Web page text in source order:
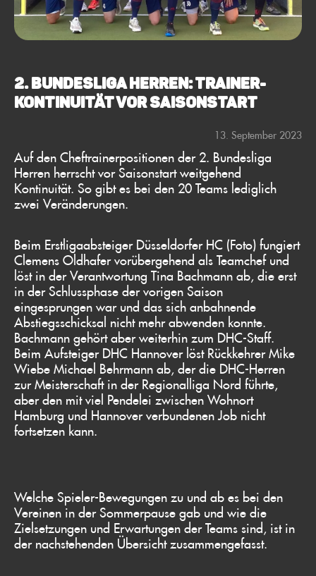
2. Bundesliga Herren: Trainer-
Kontinuität vor Saisonstart
13. September 2023
Auf den Cheftrainerpositionen der 2. Bundesliga
Herren herrscht vor Saisonstart weitgehend
Kontinuität. So gibt es bei den 20 Teams lediglich
zwei Veränderungen.
Beim Erstligaabsteiger Düsseldorfer HC (Foto) fungiert
Clemens Oldhafer vorübergehend als Teamchef und
löst in der Verantwortung Tina Bachmann ab, die erst
in der Schlussphase der vorigen Saison
eingesprungen war und das sich anbahnende
Abstiegsschicksal nicht mehr abwenden konnte.
Bachmann gehört aber weiterhin zum DHC-Staff.
Beim Aufsteiger DHC Hannover löst Rückkehrer Mike
Wiebe Michael Behrmann ab, der die DHC-Herren
zur Meisterschaft in der Regionalliga Nord führte,
aber den mit viel Pendelei zwischen Wohnort
Hamburg und Hannover verbundenen Job nicht
fortsetzen kann.
Welche Spieler-Bewegungen zu und ab es bei den
Vereinen in der Sommerpause gab und wie die
Zielsetzungen und Erwartungen der Teams sind, ist in
der nachstehenden Übersicht zusammengefasst.